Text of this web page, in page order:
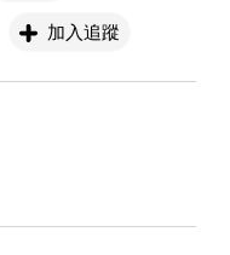
加入追蹤